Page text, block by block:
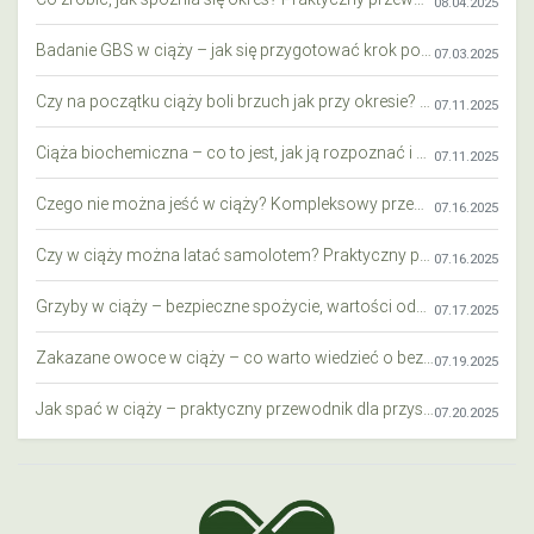
07.03.2025
07.11.2025
07.11.2025
07.16.2025
07.16.2025
07.17.2025
07.19.2025
07.20.2025